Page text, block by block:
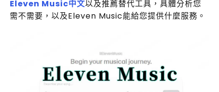
Eleven Music中文以及推薦替代工具，具體分析您
需不需要，以及Eleven Music能給您提供什麼服務。